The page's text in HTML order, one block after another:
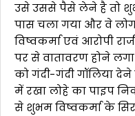
उसे उससे पैसे लेने है तो
पास चला गया और वे
विष्वकर्मा एवं आरोपी
पर से वातावरण होने
को गंदी-गंदी गॉलिया
में रखा लोहे का पाइप
से शुभम विष्वकर्मा के